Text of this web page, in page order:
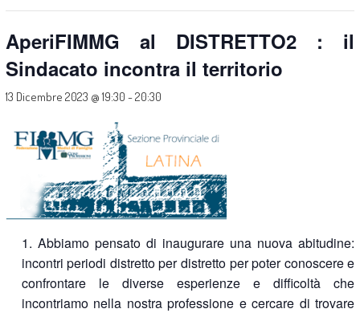
AperiFIMMG al DISTRETTO2 : il
Sindacato incontra il territorio
13 Dicembre 2023 @ 19:30 -20:30
Abbiamo pensato di inaugurare una nuova abitudine:
incontri periodi distretto per distretto per poter conoscere e
confrontare le diverse esperienze e difficoltà che
incontriamo nella nostra professione e cercare di trovare